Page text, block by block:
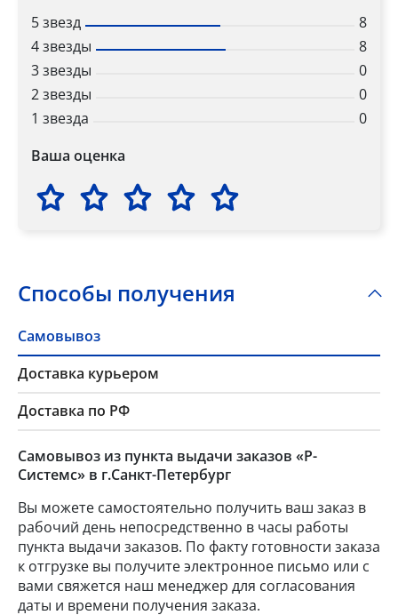
5 звезд
8
4 звезды
8
3 звезды
0
2 звезды
0
1 звезда
0
Ваша оценка
Способы получения
Самовывоз
Доставка курьером
Доставка по РФ
Самовывоз из пункта выдачи заказов «Р-
Системс» в г.Санкт-Петербург
Вы можете самостоятельно получить ваш заказ в
рабочий день непосредственно в часы работы
пункта выдачи заказов. По факту готовности заказа
к отгрузке вы получите электронное письмо или с
вами свяжется наш менеджер для согласования
даты и времени получения заказа.